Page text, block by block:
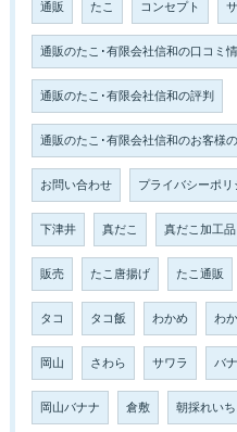
通販 たこ コンセプト
通販のたこ･有限会社信和の口コミ
通販のたこ･有限会社信和の評判
通販のたこ･有限会社信和のお客様
お問い合わせ プライバシーポリ
下津井 真だこ 真だこ加工品
販売 たこ唐揚げ たこ通販
タコ タコ飯 わかめ わ
岡山 さわら サワラ バ
岡山バナナ 倉敷 朝採れい